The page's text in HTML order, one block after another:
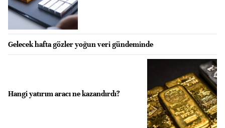
Gelecek hafta gözler yoğun veri gündeminde
Hangi yatırım aracı ne kazandırdı?